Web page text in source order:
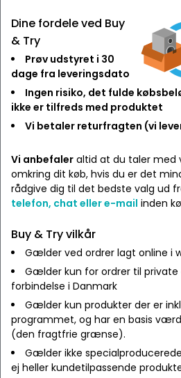
Dine fordele ved Buy
& Try
Prøv udstyret i 30
dage fra leveringsdato
Ingen risiko, det fulde
ikke er tilfreds med produktet
Vi betaler returfragten (vi
Vi anbefaler altid at du taler med
omkring dit køb, hvis du er det
rådgive dig til det bedste valg ud
telefon, chat eller e-mail inden
Buy & Try vilkår
Gælder ved ordrer lagt online i
Gælder kun for ordrer til
forbindelse i Danmark
Gælder kun produkter der er
programmet, og har en basis
(den fragtfrie grænse).
Gælder ikke
ej heller kundetilpassende